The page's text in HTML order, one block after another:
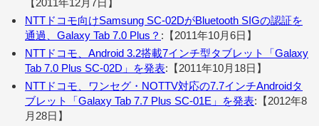
NTTドコモ向けSamsung SC-02DがBluetooth SIGの認証を
通過、Galaxy Tab 7.0 Plus？ :【2011年10月6日】
NTTドコモ、Android 3.2搭載7インチ型タブレット「Galaxy
Tab 7.0 Plus SC-02D」を発表:【2011年10月18日】
NTTドコモ、ワンセグ・NOTTV対応の7.7インチAndroidタ
ブレット「Galaxy Tab 7.7 Plus SC-01E」を発表:【2012年8
月28日】